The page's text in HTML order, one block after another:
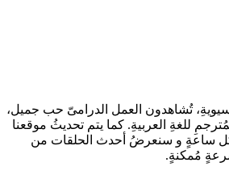
تُشاهدون العمل الدرامىّ حب جميل،
الحلقة 06 و المُترجمِ للغةِ العربيةِ. كما يتم تحديثُ موقعنا
ساعةٍ و سنعرضُ أحدث الحلقات من
مُمكنةٍ.